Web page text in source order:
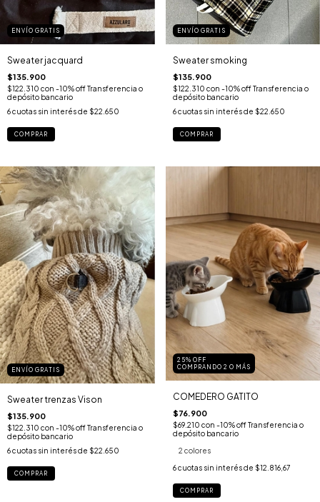
ENVÍO GRATIS
Sweater jacquard
$135.900
$122.310 con -10% off Transferencia o
depósito bancario
6cuotas sin interés de $22.650
COMPRAR
ENVÍO GRATIS
Sweater smoking
$135.900
$122.310 con -10% off Transferencia o
depósito bancario
6 cuotas sin interés de $22.650
COMPRAR
ENVÍO GRATIS
Sweater trenzas Vison
$135.900
$122.310 con -10% off Transferencia o
depósito bancario
6cuotas sin interés de $22.650
COMPRAR
25% OFF
COMPRANDO 2 O MÁS
COMEDERO GATITO
$76.900
$69.210 con -10% off Transferencia o
depósito bancario
2 colores
6 cuotas sin interés de $12.816,67
COMPRAR